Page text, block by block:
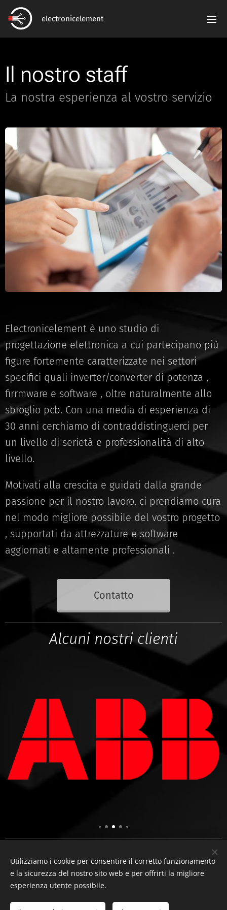
electronicelement
Il nostro staff
La nostra esperienza al vostro servizio
Electronicelement è uno studio di
progettazione elettronica a cui partecipano più
figure fortemente caratterizzate nei settori
specifici quali inverter/converter di potenza ,
firrmware e software , oltre naturalmente allo
sbroglio pcb. Con una media di esperienza di
30 anni cerchiamo di contraddistinguerci per
un livello di serietà e professionalità di alto
livello.
Motivati alla crescita e guidati dalla grande
passione per il nostro lavoro. ci prendiamo cura
nel modo migliore possibile del vostro progetto
, supportati da attrezzature e software
aggiornati e altamente professionali .
Contatto
Alcuni nostri clienti
© 2012 Electronicelement PIVA: IT03853610107
Powered by ElectronicElement
Lingue
Utilizziamo i cookie per consentire il corretto funzionamento
e la sicurezza del nostro sito web e per offrirti la migliore
esperienza utente possibile.